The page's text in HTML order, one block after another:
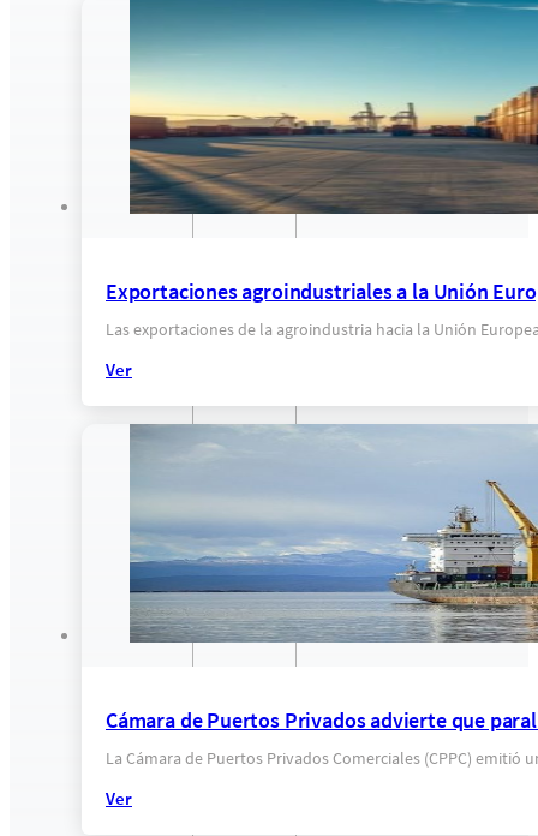
Exportaciones agroindustriales a la Unión
Las exportaciones de la agroindustria hacia la Unión
Ver
Cámara de Puertos Privados advierte que
La Cámara de Puertos Privados Comerciales (CPPC)
Ver